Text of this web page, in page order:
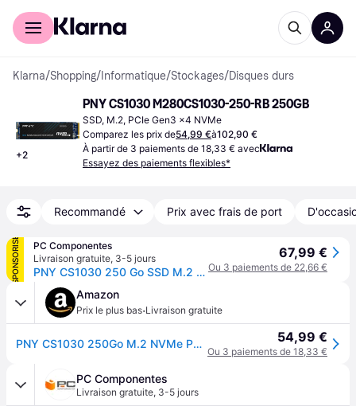
Acheter avec Klarna
Klarna/Shopping/ Informatique/Stockages/Disques durs
+2
PNY CS1030 M280CS1030-250-RB 250GB
SSD, M.2, PCIe Gen3 x4 NVMe
Comparez les prix de54,99 €à102,90 €
À partir de 3 paiements de 18,33 € avec
Essayez des paiements flexibles*
Recommandé Prix avec frais de port
SPONSORISÉ
PC Componentes
Livraison gratuite, 3-5 jours
PNY CS1030 250 Go SSD M.2 PCIe NVMe 3D NAND
67,99 €
Ou 3 paiements de 22,66 €
Amazon
Prix le plus bas·Livraison gratuite
PNY CS1030 250Go M.2 NVMe PCIe Gen3 SSD Interne 54,99 €
Ou 3 paiements de 18,33 €
PC Componentes
Livraison gratuite, 3-5 jours